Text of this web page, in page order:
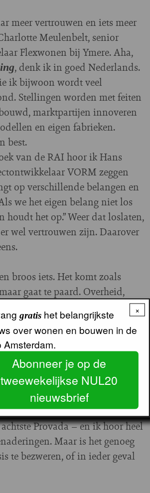
meer vertrouwen en iets meer
Meulenbelt, senior
Flexwonen bij Ymere. Aha,
, denk ik in goed Nederlands.
ik bijwoon wordt veel
Stellingen worden met feiten
marktpartijen innoveren
en eigen fabrieken.
best.
van de RAI hoor ik Hans
VORM zeggen
op verschillende belangen en
we het eigen belang niet los
het op.” Weer dat loslaten,
wel vertrouwen zijn. Daarover
broos iets. Het komt zoals
gaat te paard. Overheid,
vertrouwen die elkaar
zich minder angstig indekken
inperking van hun beleid,
Oef, ik weet het niet.
2030 de helft van de
zou moeten komen, dat
proces dat aan het bouwen
gemiddeld vijf jaar. Dit is
Provada – en ik hoor heel
Maar is het genoeg
te bezweren, of in ieder geval
×
gratishet belangrijkste
over wonen en bouwen in de
Amsterdam.
Abonneer je op de
tweewekelijkse NUL20
nieuwsbrief